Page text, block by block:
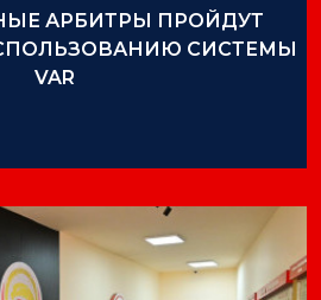
АРБИТРЫ ПРОЙДУТ
СИСТЕМЫ
VAR